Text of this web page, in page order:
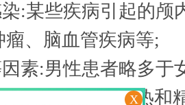
某些疾病引起的颅
、脑血管疾病等;
:男性患者略多于
市。此外，头热和
X